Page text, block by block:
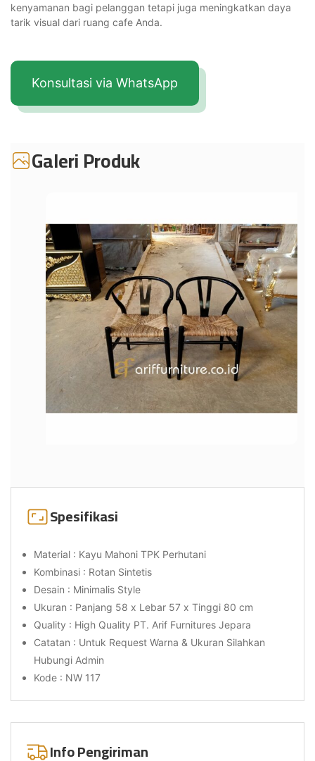
kenyamanan bagi pelanggan tetapi juga meningkatkan daya
tarik visual dari ruang cafe Anda.
Konsultasi via WhatsApp
Galeri Produk
Spesifikasi
Material : Kayu Mahoni TPK Perhutani
Kombinasi : Rotan Sintetis
Desain : Minimalis Style
Ukuran : Panjang 58 x Lebar 57 x Tinggi 80 cm
Quality : High Quality PT. Arif Furnitures Jepara
Catatan : Untuk Request Warna & Ukuran Silahkan
Hubungi Admin
Kode : NW 117
Info Pengiriman